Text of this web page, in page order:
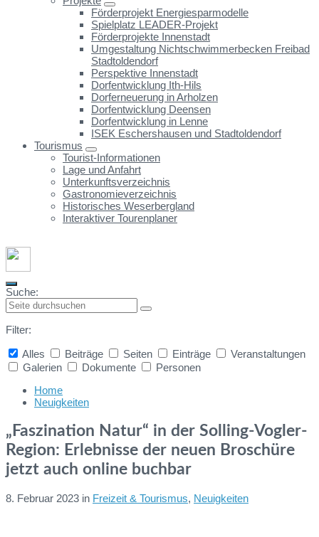
Förderprojekt Energiesparmodelle
Spielplatz LEADER-Projekt
Förderprojekte Innenstadt
Umgestaltung Nichtschwimmerbecken Freibad
Stadtoldendorf
Perspektive Innenstadt
Dorfentwicklung Ith-Hils
Dorferneuerung in Arholzen
Dorfentwicklung Deensen
Dorfentwicklung in Lenne
ISEK Eschershausen und Stadtoldendorf
Tourismus
Tourist-Informationen
Lage und Anfahrt
Unterkunftsverzeichnis
Gastronomieverzeichnis
Historisches Weserbergland
Interaktiver Tourenplaner
Suche:
Filter:
Alles
Beiträge Seiten Einträge
Veranstaltungen
Galerien
Dokumente Personen
search
Home
Neuigkeiten
„Faszination Natur“ in der Solling-Vogler-
Region: Erlebnisse der neuen Broschüre
jetzt auch online buchbar
8. Februar 2023 in Freizeit & Tourismus, Neuigkeiten